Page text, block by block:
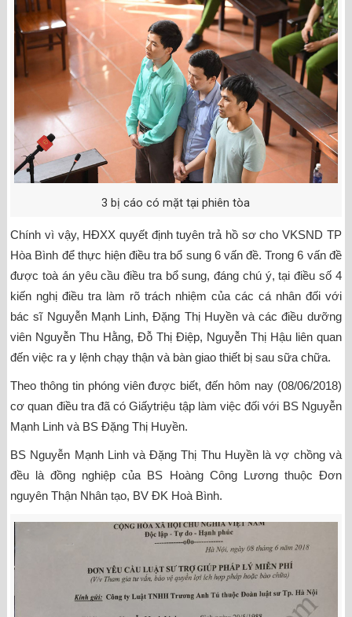
3 bị cáo có mặt tại phiên tòa
Chính vì vậy, HĐXX quyết định tuyên trả hồ sơ cho VKSND TP
Hòa Bình để thực hiện điều tra bổ sung 6 vấn đề. Trong 6 vấn đề
được toà án yêu cầu điều tra bổ sung, đáng chú ý, tại điều số 4
kiến nghị điều tra làm rõ trách nhiệm của các cá nhân đối với
bác sĩ Nguyễn Mạnh Linh, Đặng Thị Huyền và các điều dưỡng
viên Nguyễn Thu Hằng, Đỗ Thị Điệp, Nguyễn Thị Hậu liên quan
đến việc ra y lệnh chạy thận và bàn giao thiết bị sau sữa chữa.
Theo thông tin phóng viên được biết, đến hôm nay (08/06/2018)
cơ quan điều tra đã có Giấytriệu tập làm việc đối với BS Nguyễn
Mạnh Linh và BS Đặng Thị Huyền.
BS Nguyễn Mạnh Linh và Đặng Thị Thu Huyền là vợ chồng và
đều là đồng nghiệp của BS Hoàng Công Lương thuộc Đơn
nguyên Thận Nhân tạo, BV ĐK Hoà Bình.